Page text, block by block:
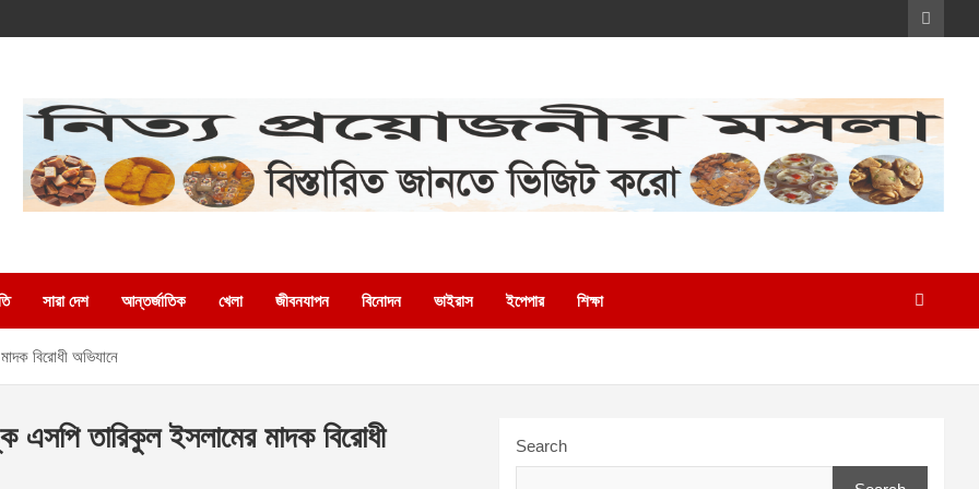
সারা দেশ আন্তর্জাতিক খেলা জীবনযাপন বিনোদন ভাইরাস ইপেপার শিক্ষা
বিরোধী অভিযানে
এসপি তারিকুল ইসলামের মাদক বিরোধী
Search